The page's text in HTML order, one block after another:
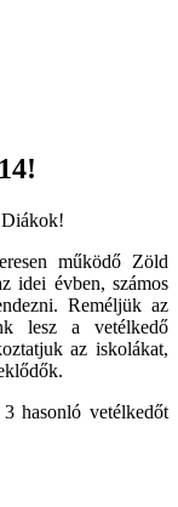
Diákok!
működő Zöld
idei évben, számos
Reméljük az
lesz a vetélkedő
az iskolákat,
hasonló vetélkedőt